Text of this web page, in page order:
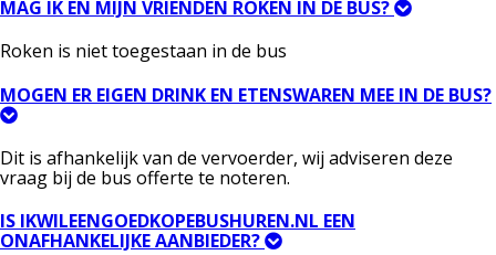
MAG IK EN MIJN VRIENDEN ROKEN IN DE BUS?
Roken is niet toegestaan in de bus
MOGEN ER EIGEN DRINK EN ETENSWAREN MEE IN DE BUS?
Dit is afhankelijk van de vervoerder, wij adviseren deze
vraag bij de bus offerte te noteren.
IS IKWILEENGOEDKOPEBUSHUREN.NL EEN
ONAFHANKELIJKE AANBIEDER?